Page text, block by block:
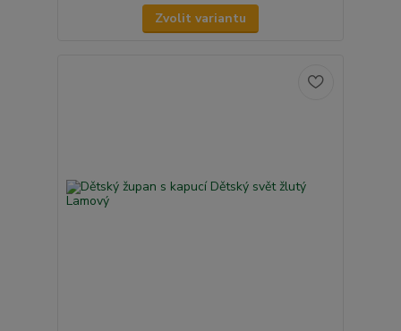
Zvolit variantu